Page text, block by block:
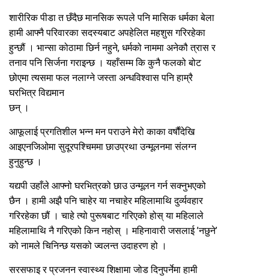
शारीरिक पीडा त छँदैछ मानसिक रूपले पनि मासिक धर्मका बेला
हामी आफ्नै परिवारका सदस्यबाट अपहेलित महशुस गरिरहेका
हुन्छौं । भान्सा कोठामा छिर्न नहुने, धर्मको नाममा अनेकौ त्रास र
तनाव पनि सिर्जना गराइन्छ । यहाँसम्म कि कुनै फलको बोट
छोएमा त्यसमा फल नलाग्ने जस्ता अन्धविश्वास पनि हाम्रै
घरभित्र विद्यमान
छन् ।
आफूलाई प्रगतिशील भन्न मन पराउने मेरो काका वर्षौंदेखि
आइएनजिओमा सुदूरपश्चिममा छाउप्रथा उन्मूलनमा संलग्न
हुनुहुन्छ ।
यद्यपी उहाँले आफ्नो घरभित्रको छाउ उन्मूलन गर्न सक्नुभएको
छैन । हामी अझै पनि चाहेर या नचाहेर महिलामाथि दुर्व्यवहार
गरिरहेका छौं । चाहे त्यो पुरूषबाट गरिएको होस् या महिलाले
महिलामाथि नै गरिएको किन नहोस् । महिनावारी जसलाई ’नछुने’
को नामले चिनिन्छ यसको ज्वलन्त उदाहरण हो ।
सरसफाइ र प्रजनन स्वास्थ्य शिक्षामा जोड दिनुपर्नेमा हामी